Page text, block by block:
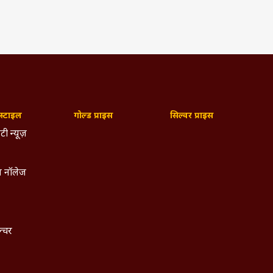
न्यूज़
नॉलेज
गोल्ड प्राइस सिल्वर प्राइस